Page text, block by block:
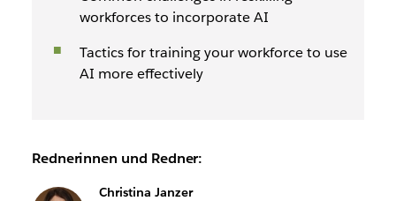
workforces to incorporate AI
Tactics for training your workforce to use
AI more effectively
Rednerinnen und Redner:
Christina Janzer